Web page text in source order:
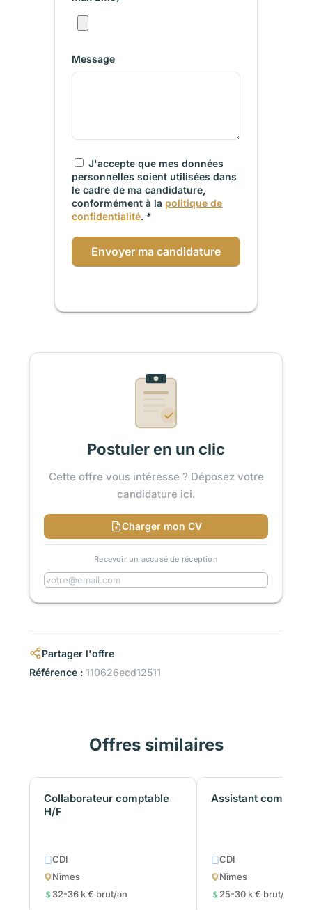
Message
J'accepte que mes données
personnelles soient utilisées dans
le cadre de ma candidature,
conformément à la politique de
confidentialité. *
Envoyer ma candidature
Postuler en un clic
Cette offre vous intéresse ? Déposez votre
candidature ici.
Charger mon CV
Recevoir un accusé de réception
Partager l'offre
Référence : 110626ecd12511
Offres similaires
Collaborateur comptable
H/F
CDI
Nîmes
32-36 k € brut/an
Assistant
CDI
Nîmes
25-30 k € brut/an